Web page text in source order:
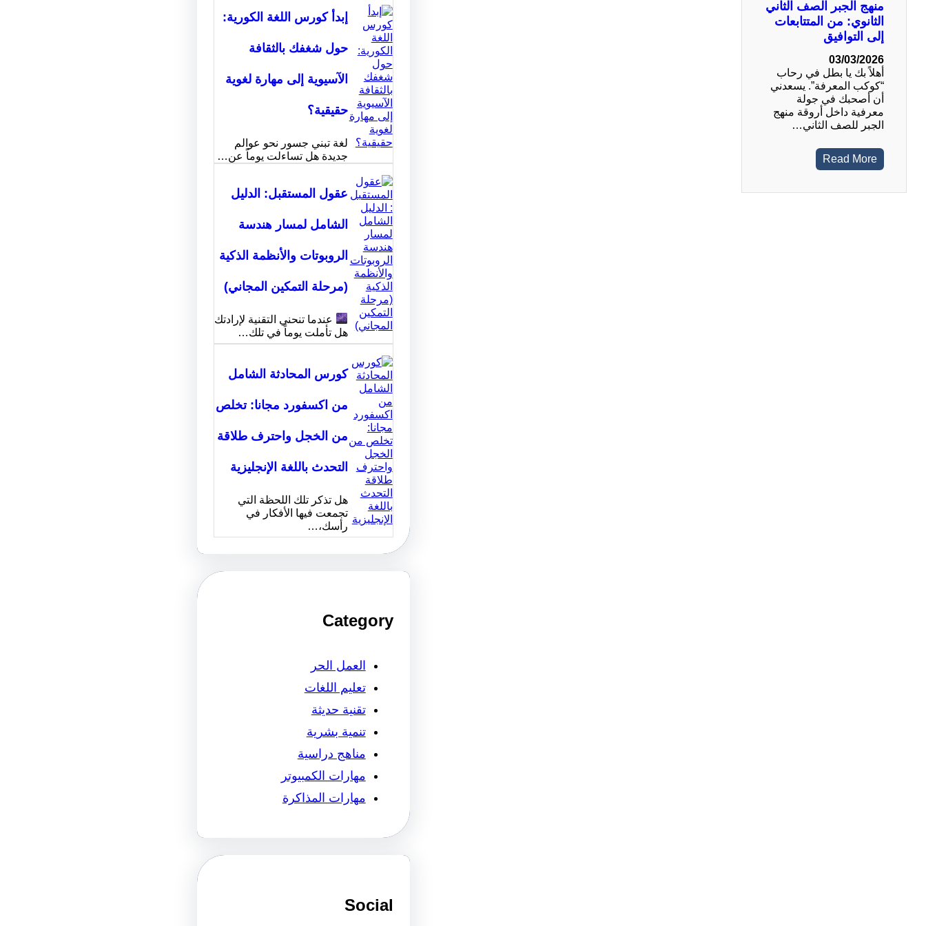
منهج الجبر الصف الثاني
الثانوي: من المتتابعات
إلى التوافيق
03/03/2026
أهلاً بك يا بطل في رحاب
“كوكب المعرفة”. يسعدني
أن أصحبك في جولة
معرفية داخل أروقة منهج
الجبر للصف الثاني…
Read More
إبدأ كورس اللغة الكورية:
حول شغفك بالثقافة
الآسيوية إلى مهارة لغوية
حقيقية؟
لغة تبني جسور نحو عوالم
جديدة هل تساءلت يوماً عن…
عقول المستقبل: الدليل
الشامل لمسار هندسة
الروبوتات والأنظمة الذكية
(مرحلة التمكين المجاني)
عندما تنحني التقنية لإرادتك
هل تأملت يوماً في تلك…
كورس المحادثة الشامل
من اكسفورد مجانا: تخلص
من الخجل واحترف طلاقة
التحدث باللغة الإنجليزية
هل تذكر تلك اللحظة التي
تجمعت فيها الأفكار في
رأسك،…
Category
العمل الحر
تعليم اللغات
تقنية حديثة
تنمية بشرية
مناهج دراسية
مهارات الكمبيوتر
مهارات المذاكرة
Social